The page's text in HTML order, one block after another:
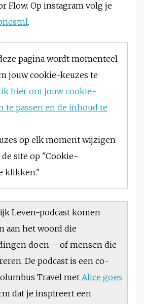
Flow. Op instagram volg je
.
pagina wordt momenteel
jouw cookie-keuzes te
hier om jouw cookie-
te passen en de inhoud te
op elk moment wijzigen
site op "Cookie-
klikken."
Leven-podcast komen
aan het woord die
doen – of mensen die
De podcast is een co-
Travel met Alice goes
dat je inspireert een